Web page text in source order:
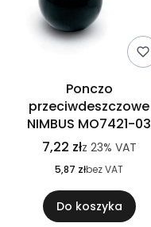
Ponczo
przeciwdeszczowe
NIMBUS MO7421-03
7,22 złz 23% VAT
5,87 złbez VAT
Do koszyka